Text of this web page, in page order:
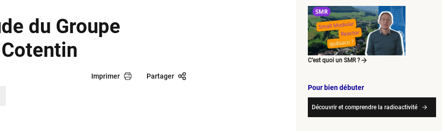
du Groupe
Imprimer Partager
C’est quoi un SMR ?
Pour bien débuter
Découvrir et comprendre la radioactivité